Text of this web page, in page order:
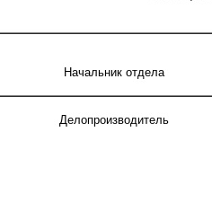
Начальник отдела
Делопроизводитель